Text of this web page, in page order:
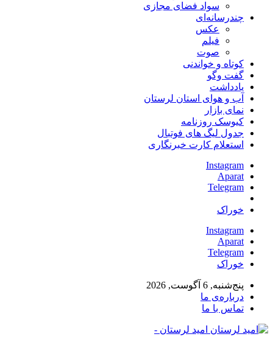
سواد فضای مجازی
چندرسانه‌ای
عكس
فیلم
صوت
کوتاه و خواندنی
گفت وگو
یادداشت
آب و هوای استان لرستان
نمای بازار
کیوسک روزنامه
جدول لیگ های فوتبال
استعلام کارت خبرنگاری
Instagram
Aparat
Telegram
خوراک
Instagram
Aparat
Telegram
خوراک
پنج‌شنبه, 6 آگوست, 2026
درباره‌ی ما
تماس با ما
امید لرستان -